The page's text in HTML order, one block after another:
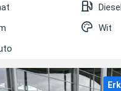
Diesel
Wit